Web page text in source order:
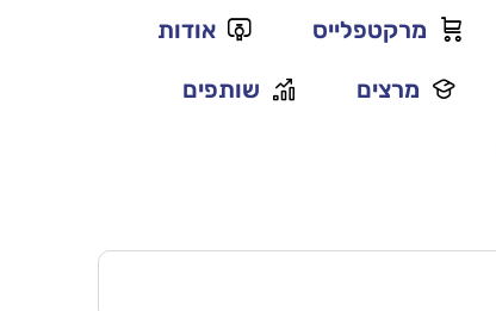
מרקטפלייס אודות
מרצים שותפים